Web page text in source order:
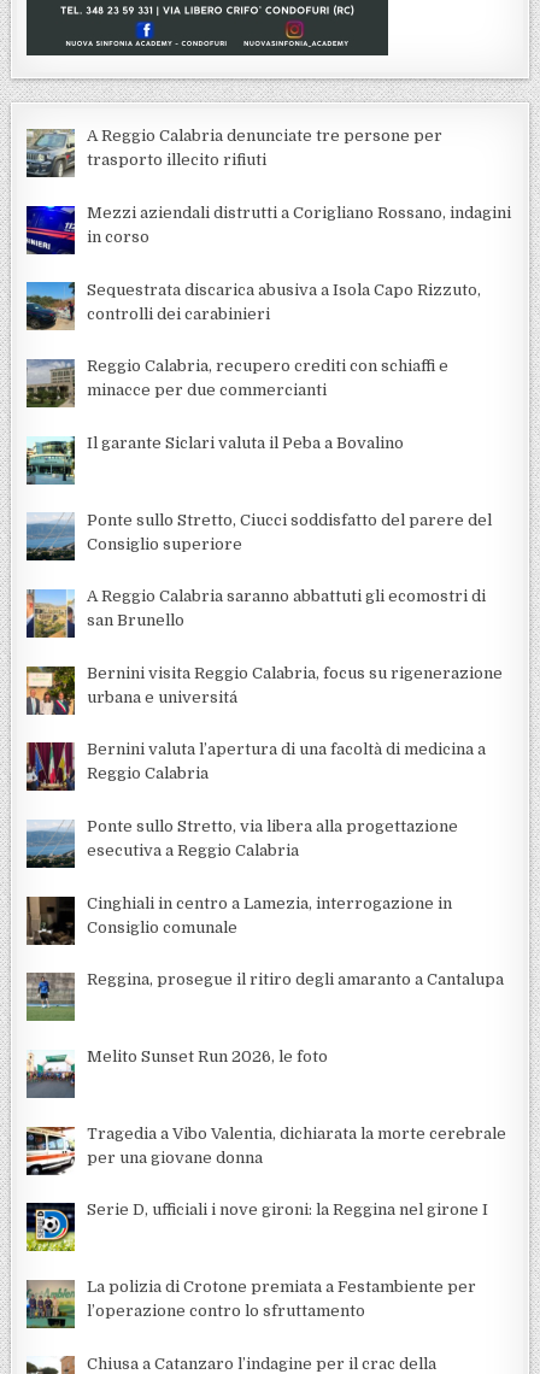
A Reggio Calabria denunciate tre persone per
trasporto illecito rifiuti
Mezzi aziendali distrutti a Corigliano Rossano, indagini
in corso
Sequestrata discarica abusiva a Isola Capo Rizzuto,
controlli dei carabinieri
Reggio Calabria, recupero crediti con schiaffi e
minacce per due commercianti
Il garante Siclari valuta il Peba a Bovalino
Ponte sullo Stretto, Ciucci soddisfatto del parere del
Consiglio superiore
A Reggio Calabria saranno abbattuti gli ecomostri di
san Brunello
Bernini visita Reggio Calabria, focus su rigenerazione
urbana e universitá
Bernini valuta l’apertura di una facoltà di medicina a
Reggio Calabria
Ponte sullo Stretto, via libera alla progettazione
esecutiva a Reggio Calabria
Cinghiali in centro a Lamezia, interrogazione in
Consiglio comunale
Reggina, prosegue il ritiro degli amaranto a Cantalupa
Melito Sunset Run 2026, le foto
Tragedia a Vibo Valentia, dichiarata la morte cerebrale
per una giovane donna
Serie D, ufficiali i nove gironi: la Reggina nel girone I
La polizia di Crotone premiata a Festambiente per
l’operazione contro lo sfruttamento
Chiusa a Catanzaro l’indagine per il crac della